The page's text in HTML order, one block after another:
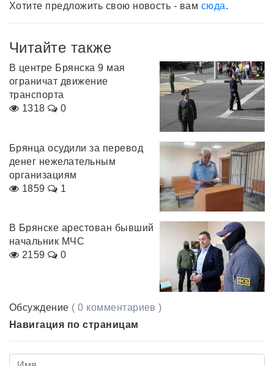
Хотите предложить свою новость - вам сюда.
Читайте также
В центре Брянска 9 мая
ограничат движение
транспорта
1318
0
Брянца осудили за перевод
денег нежелательным
организациям
1859
1
В Брянске арестован бывший
начальник МЧС
2159
0
Обсуждение ( 0 комментариев )
Навигация по страницам